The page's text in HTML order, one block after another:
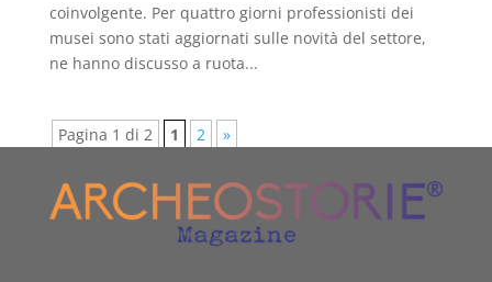
coinvolgente. Per quattro giorni professionisti dei
musei sono stati aggiornati sulle novità del settore,
ne hanno discusso a ruota...
Pagina 1 di 2 1 2 »